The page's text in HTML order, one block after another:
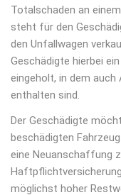
Totalschaden an
steht für den
den Unfallwagen
Geschädigte hierbei
eingeholt, in dem
enthalten sind.
Der Geschädigte
beschädigten
eine Neuanschaffung
möglichst hoher